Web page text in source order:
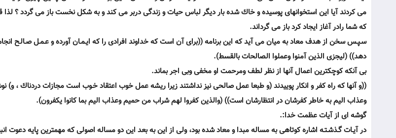
مى كردند آيا اين استخوانهاى پوسيده و خاك شده بار ديگر لباس حيات و زندگى دربر مى كند و به شكل نخست باز مى گردد ؟
كه شما رادر آغاز ايجاد كرد باز مى گرداند.
سـپـس سخن از هدف معاد به ميان مى آيد كه اين برنامه ((براى آن است كه خداوند افرادى را كه ايـمـان آورده و عـمـل صـالـح
دهد)) (ليجزى الذين آمنوا وعملوا الصالحات بالقسط).
بى آنكه كوچكترين اعمال آنها از نظر لطف ومرحمت او مخفى وبى اجر بماند.
((و آنها كه راه كفر و انكار پوييدند (و طبعا عمل صالحى نيز نداشتند زيرا ريشه عمل خوب اعتقاد خـوب است مجازات دردناك ، و)
وعذاب اليم به خاطر كفرشان در انتظارشان است)) (والذين كفروا لهم شراب من حميم وعذاب اليم بما كانوا يكفرون).
گوشه اى از آيات عظمت خدا:.
در آيـات گـذشـتـه اشاره كوتاهى به مساله مبدا و معاد شده بود، ولى از اين به بعد اين دو مساله اصولى كه مهمترين پايه دعوت